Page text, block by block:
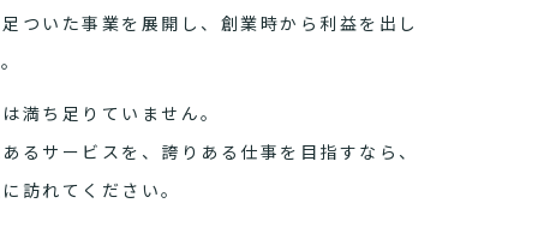
ついた事業を展開し、創業時から利益を出し
満ち足りていません。
るサービスを、誇りある仕事を目指すなら、
訪れてください。